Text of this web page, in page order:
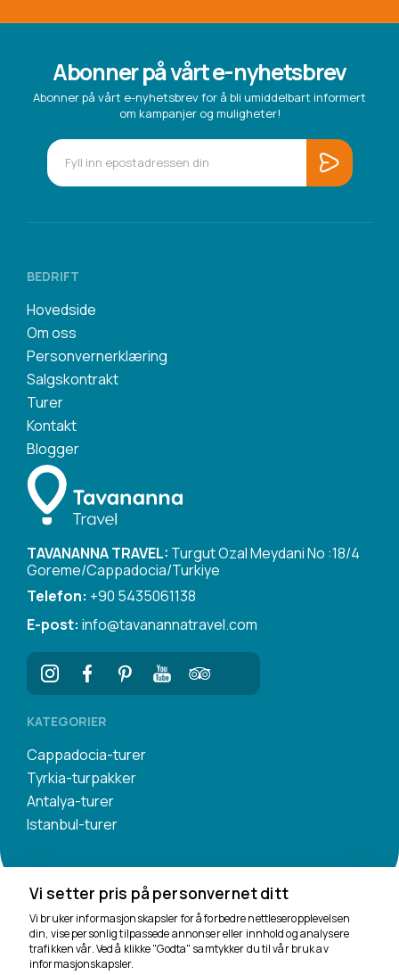
Abonner på vårt e-nyhetsbrev
Abonner på vårt e-nyhetsbrev for å bli umiddelbart informert
om kampanjer og muligheter!
BEDRIFT
Hovedside
Om oss
Personvernerklæring
Salgskontrakt
Turer
Kontakt
Blogger
TAVANANNA TRAVEL: Turgut Ozal Meydani No :18/4
Goreme/Cappadocia/Turkiye
Telefon: +90 5435061138
E-post: info@tavanannatravel.com
KATEGORIER
Cappadocia-turer
Tyrkia-turpakker
Antalya-turer
Istanbul-turer
Vi setter pris på personvernet ditt
Vi bruker informasjonskapsler for å forbedre nettleseropplevelsen
din, vise personlig tilpassede annonser eller innhold og analysere
trafikken vår. Ved å klikke "Godta" samtykker du til vår bruk av
informasjonskapsler.
Vi er her for å hjelpe